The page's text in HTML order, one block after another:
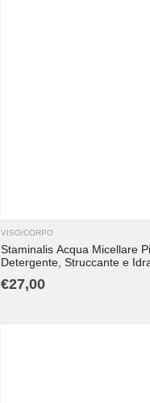
VISO/CORPO
Staminalis Acqua Micellare
Detergente, Struccante e
€27,00